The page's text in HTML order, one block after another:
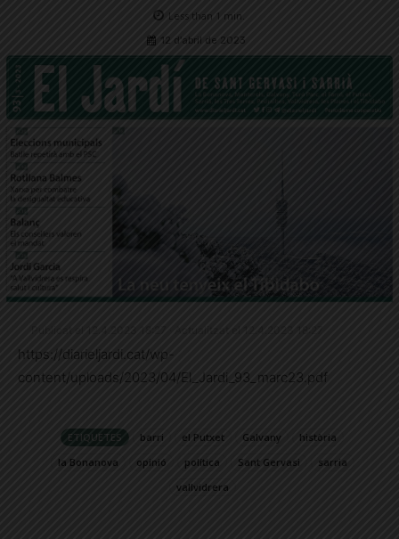
Less than 1 min.
12 d'abril de 2023
https://diarieljardi.cat/wp-
content/uploads/2023/04/El_Jardi_93_marc23.pdf
ETIQUETES barri el Putxet Galvany
història
la Bonanova
opinió política Sant Gervasi
sarria
vallvidrera